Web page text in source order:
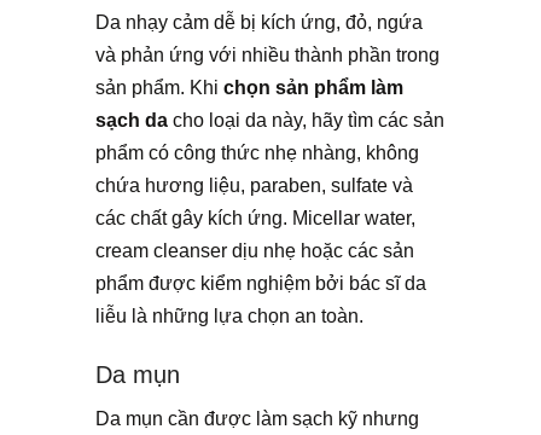
Da nhạy cảm dễ bị kích ứng, đỏ, ngứa
và phản ứng với nhiều thành phần trong
sản phẩm. Khi chọn sản phẩm làm
sạch da cho loại da này, hãy tìm các sản
phẩm có công thức nhẹ nhàng, không
chứa hương liệu, paraben, sulfate và
các chất gây kích ứng. Micellar water,
cream cleanser dịu nhẹ hoặc các sản
phẩm được kiểm nghiệm bởi bác sĩ da
liễu là những lựa chọn an toàn.
Da mụn
Da mụn cần được làm sạch kỹ nhưng